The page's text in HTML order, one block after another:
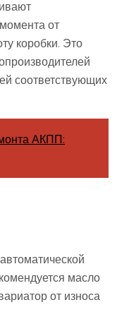
от
коробки. Это
соответствующих
АКПП:
масло
от износа